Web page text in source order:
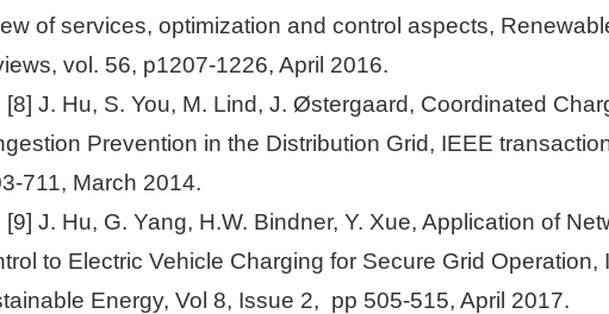
of services, optimization and control aspects,
vol. 56, p1207-1226, April 2016.
[8] J. Hu, S. You, M. Lind, J. Østergaard, Coordinated
Prevention in the Distribution Grid, IEEE
711, March 2014.
[9] J. Hu, G. Yang, H.W. Bindner, Y. Xue, Application of
to Electric Vehicle Charging for Secure Grid Operation,
Energy, Vol 8, Issue 2, pp 505-515, April 2017.